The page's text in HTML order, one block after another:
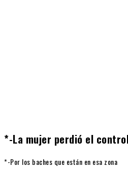
*-La mujer perdió el
*-Por los baches que están en esa zona